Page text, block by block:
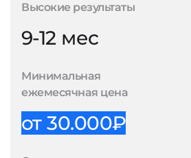
Высокие результаты
9-12 мес
Минимальная
ежемесячная цена
от 30.000₽